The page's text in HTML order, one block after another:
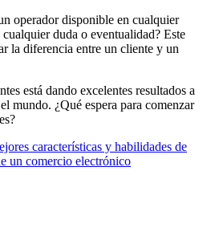
operador disponible en cualquier
duda o eventualidad? Este
la diferencia entre un cliente y un
está dando excelentes resultados a
mundo. ¿Qué espera para comenzar
características y habilidades de
un comercio electrónico